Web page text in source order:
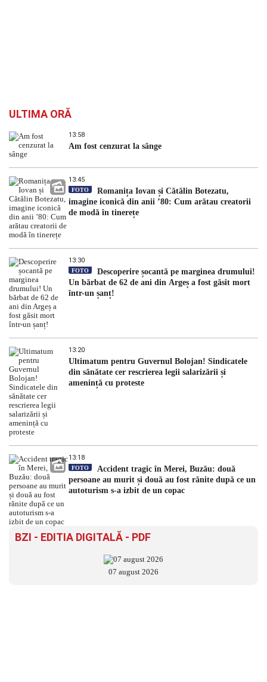
ULTIMA ORĂ
13:58
Am fost cenzurat la sânge
13:45
FOTO
Romanița Iovan și Cătălin Botezatu,
imagine iconică din anii ’80: Cum arătau creatorii
de modă în tinerețe
13:30
FOTO
Descoperire șocantă pe marginea drumului!
Un bărbat de 62 de ani din Argeș a fost găsit mort
într-un șanț!
13:20
Ultimatum pentru Guvernul Bolojan! Sindicatele
din sănătate cer rescrierea legii salarizării și
amenință cu proteste
13:18
FOTO
Accident tragic în Merei, Buzău: două
persoane au murit și două au fost rănite după ce un
autoturism s-a izbit de un copac
BZI - EDITIA DIGITALĂ - PDF
07 august 2026